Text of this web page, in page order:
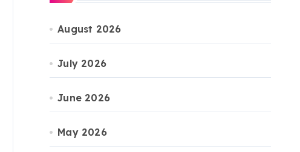
August 2026
July 2026
June 2026
May 2026